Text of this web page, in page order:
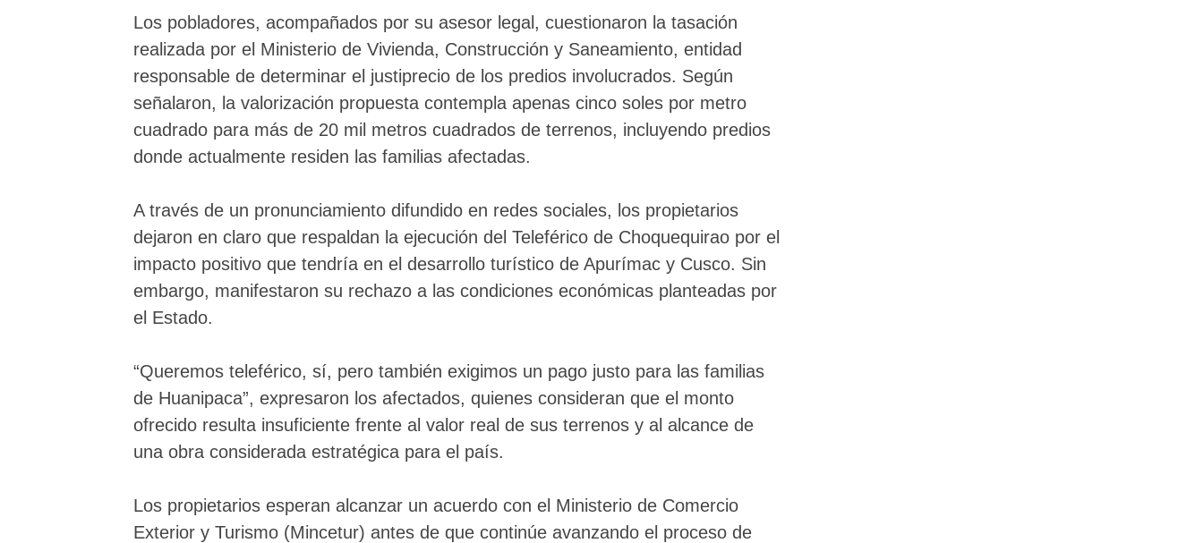
Los pobladores, acompañados por su asesor legal, cuestionaron la tasación
realizada por el Ministerio de Vivienda, Construcción y Saneamiento, entidad
responsable de determinar el justiprecio de los predios involucrados. Según
señalaron, la valorización propuesta contempla apenas cinco soles por metro
cuadrado para más de 20 mil metros cuadrados de terrenos, incluyendo predios
donde actualmente residen las familias afectadas.
A través de un pronunciamiento difundido en redes sociales, los propietarios
dejaron en claro que respaldan la ejecución del Teleférico de Choquequirao por el
impacto positivo que tendría en el desarrollo turístico de Apurímac y Cusco. Sin
embargo, manifestaron su rechazo a las condiciones económicas planteadas por
el Estado.
“Queremos teleférico, sí, pero también exigimos un pago justo para las familias
de Huanipaca”, expresaron los afectados, quienes consideran que el monto
ofrecido resulta insuficiente frente al valor real de sus terrenos y al alcance de
una obra considerada estratégica para el país.
Los propietarios esperan alcanzar un acuerdo con el Ministerio de Comercio
Exterior y Turismo (Mincetur) antes de que continúe avanzando el proceso de